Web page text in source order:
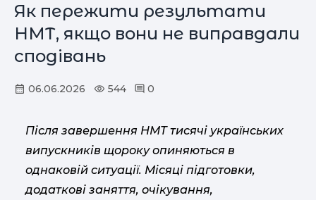
Як пережити результати
НМТ, якщо вони не виправдали
сподівань
06.06.2026 544 0
Після завершення НМТ тисячі українських
випускників щороку опиняються в
однаковій ситуації. Місяці підготовки,
додаткові заняття, очікування,